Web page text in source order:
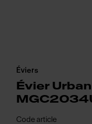
Éviers
Évier
Code article